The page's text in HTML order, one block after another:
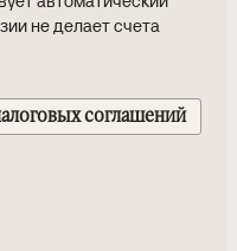
не делает счета
соглашений